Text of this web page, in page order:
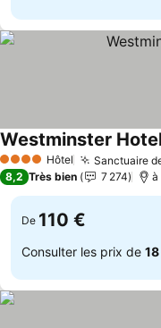
4 Étoiles Hôtel Sanctuaire
Westminster
8,2 Très bien 7 274 à
De 110 €
Consulter les prix de